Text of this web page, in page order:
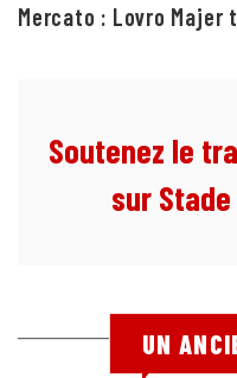
Mercato : Lovro Majer
Soutenez le
sur
UN